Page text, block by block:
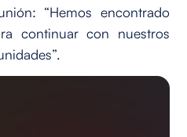
“Hemos encontrado
continuar con nuestros